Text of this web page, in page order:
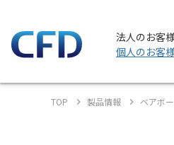
法人のお客
個人のお客
TOP 製品情報 ベアボ